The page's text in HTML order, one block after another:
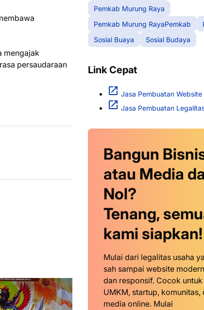
mengajak
persaudaraan
Pemkab Murung Raya
Pemkab Murung RayaPemkab
Sosial Buaya
Sosial Budaya
Link Cepat
Jasa Pembuatan Website
Jasa Pembuatan
Bangun
atau Media
Nol?
Tenang,
kami siapkan!
Mulai dari legalitas usaha
sah sampai website modern
dan responsif. Cocok untuk
UMKM, startup, komunitas,
media online. Mulai